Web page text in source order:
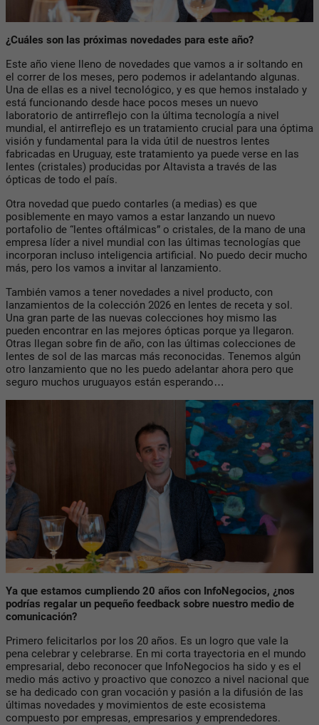
¿Cuáles son las próximas novedades para este año?
Este año viene lleno de novedades que vamos a ir soltando en
el correr de los meses, pero podemos ir adelantando algunas.
Una de ellas es a nivel tecnológico, y es que hemos instalado y
está funcionando desde hace pocos meses un nuevo
laboratorio de antirreflejo con la última tecnología a nivel
mundial, el antirreflejo es un tratamiento crucial para una óptima
visión y fundamental para la vida útil de nuestros lentes
fabricadas en Uruguay, este tratamiento ya puede verse en las
lentes (cristales) producidas por Altavista a través de las
ópticas de todo el país.
Otra novedad que puedo contarles (a medias) es que
posiblemente en mayo vamos a estar lanzando un nuevo
portafolio de “lentes oftálmicas” o cristales, de la mano de una
empresa líder a nivel mundial con las últimas tecnologías que
incorporan incluso inteligencia artificial. No puedo decir mucho
más, pero los vamos a invitar al lanzamiento.
También vamos a tener novedades a nivel producto, con
lanzamientos de la colección 2026 en lentes de receta y sol.
Una gran parte de las nuevas colecciones hoy mismo las
pueden encontrar en las mejores ópticas porque ya llegaron.
Otras llegan sobre fin de año, con las últimas colecciones de
lentes de sol de las marcas más reconocidas. Tenemos algún
otro lanzamiento que no les puedo adelantar ahora pero que
seguro muchos uruguayos están esperando…
Ya que estamos cumpliendo 20 años con InfoNegocios, ¿nos
podrías regalar un pequeño feedback sobre nuestro medio de
comunicación?
Primero felicitarlos por los 20 años. Es un logro que vale la
pena celebrar y celebrarse. En mi corta trayectoria en el mundo
empresarial, debo reconocer que InfoNegocios ha sido y es el
medio más activo y proactivo que conozco a nivel nacional que
se ha dedicado con gran vocación y pasión a la difusión de las
últimas novedades y movimientos de este ecosistema
compuesto por empresas, empresarios y emprendedores.